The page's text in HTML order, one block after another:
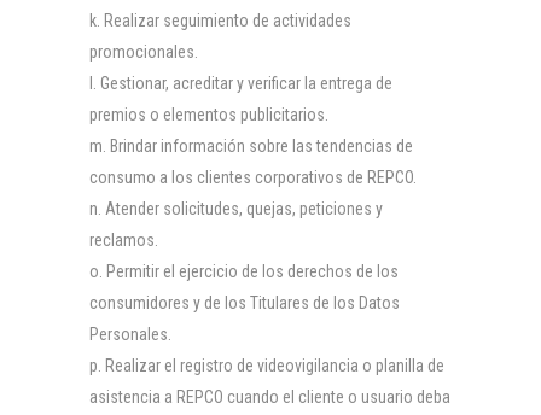
Realizar seguimiento de actividades
promocionales.
Gestionar, acreditar y verificar la entrega de
premios o elementos publicitarios.
Brindar información sobre las tendencias de
consumo a los clientes corporativos de REPCO.
Atender solicitudes, quejas, peticiones y
reclamos.
Permitir el ejercicio de los derechos de los
consumidores y de los Titulares de los Datos
Personales.
Realizar el registro de videovigilancia o planilla de
asistencia a REPCO cuando el cliente o usuario deba